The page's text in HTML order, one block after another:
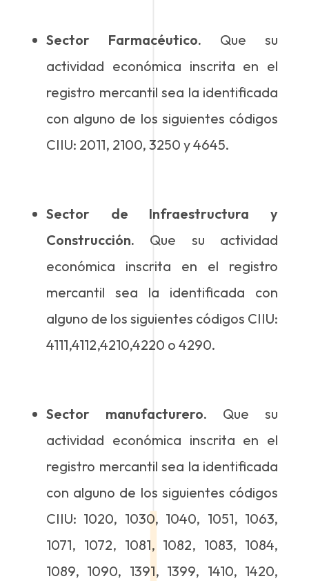
Sector Farmacéutico. Que su
actividad económica inscrita en el
registro mercantil sea la identificada
con alguno de los siguientes códigos
CIIU: 2011, 2100, 3250 y 4645.
Sector de Infraestructura y
Construcción. Que su actividad
económica inscrita en el registro
mercantil sea la identificada con
alguno de los siguientes códigos CIIU:
4111,4112,4210,4220 o 4290.
Sector manufacturero. Que su
actividad económica inscrita en el
registro mercantil sea la identificada
con alguno de los siguientes códigos
CIIU: 1020, 1030, 1040, 1051, 1063,
1071, 1072, 1081, 1082, 1083, 1084,
1089, 1090, 1391, 1399, 1410, 1420,